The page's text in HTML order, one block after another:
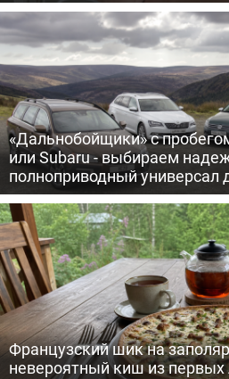
«Дальнобойщики» с
или Subaru - выбираем
полноприводный универсал
Французский шик на
невероятный киш из первых